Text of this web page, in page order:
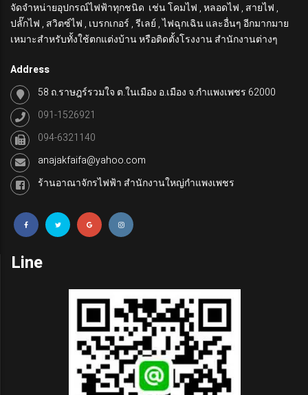
จัดจำหน่ายอุปกรณ์ไฟฟ้าทุกชนิด เช่น โคมไฟ , หลอดไฟ , สายไฟ ,
ปลั๊กไฟ , สวิตซ์ไฟ , เบรกเกอร์ , รีเลย์ , ไฟฉุกเฉิน และอื่นๆ อีกมากมาย
เหมาะสำหรับทั้งใช้ตกแต่งบ้าน หรือติดตั้งโรงงาน สำนักงานต่างๆ
Address
58 ถ.ราษฎร์รวมใจ ต.ในเมือง อ.เมือง จ.กำแพงเพชร 62000
091-1526921
094-6321140
anajakfaifa@yahoo.com
ร้านอาณาจักรไฟฟ้า สำนักงานใหญ่กำแพงเพชร
Line